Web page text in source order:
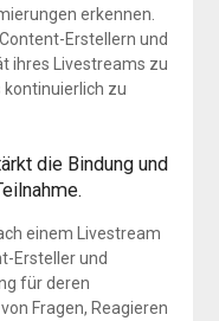
erkennen.
Erstellern und
ihres Livestreams zu
zu
die Bindung und
einem Livestream
Ersteller und
für deren
Fragen, Reagieren